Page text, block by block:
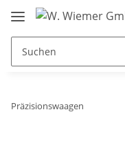
Präzisionswaagen